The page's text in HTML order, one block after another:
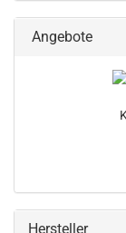
Angebote
Hersteller